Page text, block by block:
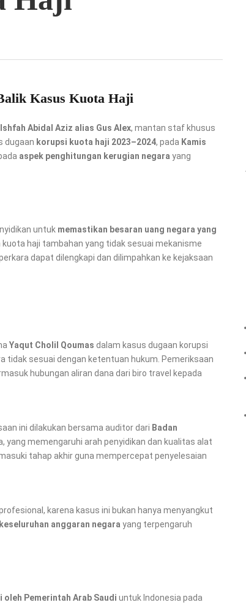
Kasus Kuota Haji
Ishfah Abidal Aziz alias Gus Alex, mantan staf khusus
dugaan korupsi kuota haji 2023–2024, pada Kamis
aspek penghitungan kerugian negara yang
untuk memastikan besaran uang negara yang
haji tambahan yang tidak sesuai mekanisme
dapat dilengkapi dan dilimpahkan ke kejaksaan
Yaqut Cholil Qoumas dalam kasus dugaan korupsi
tidak sesuai dengan ketentuan hukum. Pemeriksaan
hubungan aliran dana dari biro travel kepada
ini dilakukan bersama auditor dari Badan
memengaruhi arah penyidikan dan kualitas alat
tahap akhir guna mempercepat penyelesaian
karena kasus ini bukan hanya menyangkut
anggaran negara yang terpengaruh
oleh Pemerintah Arab Saudi untuk Indonesia pada